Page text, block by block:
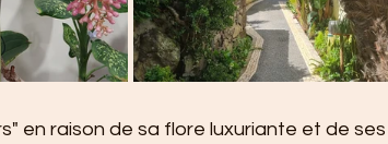
en raison de sa flore luxuriante et de ses